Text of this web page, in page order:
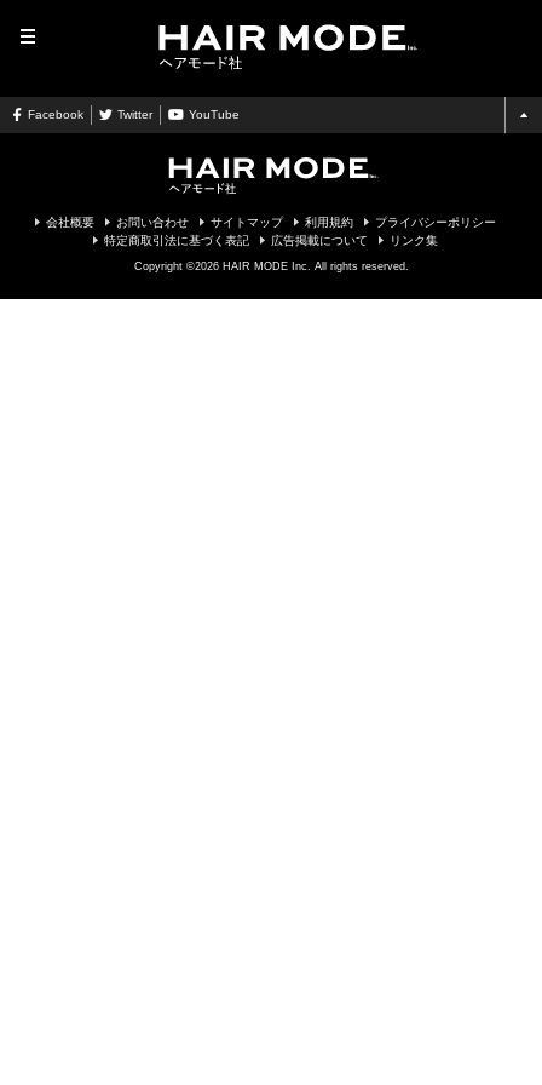
Facebook Twitter YouTube
会社概要 お問い合わせ サイトマップ 利用規約
プライバシーポリシー
特定商取引法に基づく表記
広告掲載について リンク集
Copyright ©2026 HAIR MODE Inc. All rights reserved.